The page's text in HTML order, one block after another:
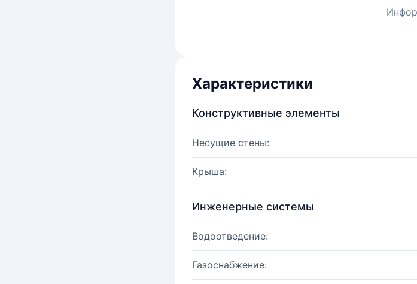
Характеристики
Конструктивные элементы
Несущие стены:
Крыша:
Инженерные системы
Водоотведение:
Газоснабжение: